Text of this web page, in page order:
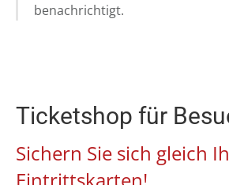
benachrichtigt.
Ticketshop für
Sichern Sie sich gleich